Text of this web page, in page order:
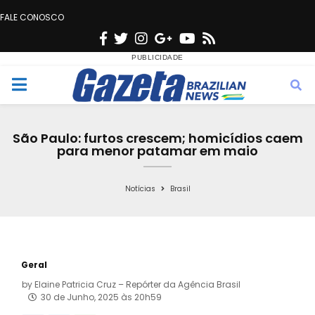
FALE CONOSCO
F
c
e
o
T
w
i
t
e
n
s
t
g
r
a
G
o
o
g
e
Y
u
t
b
s
M
São Paulo: furtos crescem; homicídios caem
para menor patamar em maio
Notícias Brasil
Geral
by Elaine Patricia Cruz – Repórter da Agência Brasil
30 de Junho, 2025 às 20h59